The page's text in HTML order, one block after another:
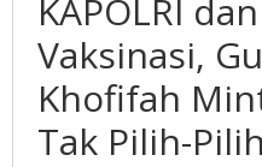
KAPOLRI
Vaksinasi,
Khofifah
Tak Pilih-